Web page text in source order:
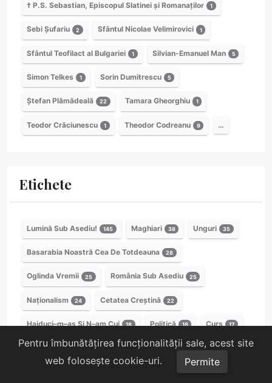
† P.S. Sebastian, Episcopul Slatinei și Romanaților 1
Sebi Șufariu 2 Sfântul Nicolae Velimirovici 1
Sfântul Teofilact al Bulgariei 1 Silvian-Emanuel Man 5
Simon Telkes 1 Sorin Dumitrescu 5
Ștefan Plămădeală 22 Tamara Gheorghiu 1
Teodor Crăciunescu 1 Theodor Codreanu 9 …
Etichete
Lumină Sub Asediu! 145 Maghiari 38 Unguri 35
Basarabia Noastră Cea De Totdeauna 28
Oglinda Vremii 25 România Sub Asediu 25
Naționalism 24 Cetatea Creștină 22
Haiduci–m–aș Și N–am Cui 18 Politică 18 Curs 17
Învățături Ale Sfinților Părinți 17 Gyrul 14
Inedit 10
Pentru îmbunătățirea funcționalității sale, acest site
web folosește cookie-uri.
Permite